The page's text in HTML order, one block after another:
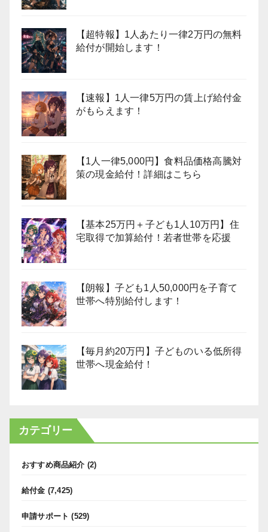
【超特報】1人あたり一律2万円の無料
給付が開始します！
【速報】1人一律5万円の賃上げ給付金
がもらえます！
【1人一律5,000円】食料品価格高騰対
策の現金給付！詳細はこちら
【基本25万円＋子ども1人10万円】住
宅取得で加算給付！若者世帯を応援
【朗報】子ども1人50,000円を子育て
世帯へ特別給付します！
【毎月約20万円】子どものいる低所得
世帯へ現金給付！
カテゴリー
おすすめ商品紹介 (2)
給付金 (7,425)
申請サポート (529)